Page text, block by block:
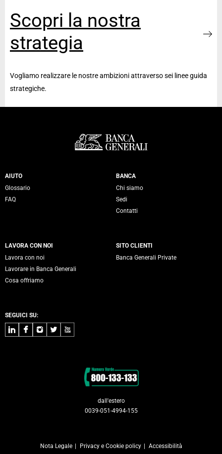
Scopri la nostra
strategia
Vogliamo realizzare le nostre ambizioni attraverso sei linee guida
strategiche.
Servizi Banca Generali
AIUTO
Glossario
FAQ
BANCA
Chi siamo
Sedi
Contatti
LAVORA CON NOI
Lavora con noi
Lavorare in Banca Generali
Cosa offriamo
SITO CLIENTI
Banca Generali Private
SEGUICI SU:
LinkedInFacebook
Instagram
TwitterYoutube
dall'estero
0039-051-4994-155
Nota Legale Privacy e Cookie policy Accessibilità